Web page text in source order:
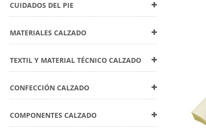
CUIDADOS DEL PIE
MATERIALES CALZADO
TEXTIL Y MATERIAL TÉCNICO CALZADO
CONFECCIÓN CALZADO
COMPONENTES CALZADO